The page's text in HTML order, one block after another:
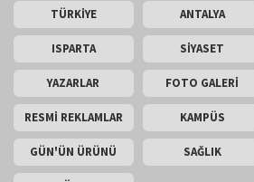
TÜRKİYE ANTALYA
ISPARTA SİYASET
YAZARLAR FOTO GALERİ
RESMİ REKLAMLAR KAMPÜS
GÜN'ÜN ÜRÜNÜ SAĞLIK